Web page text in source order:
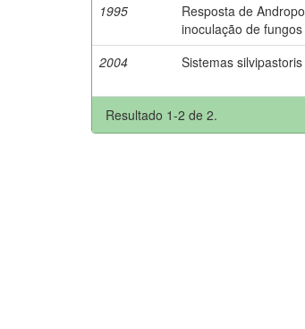
1995
Resposta de
inoculação de
2004
Sistemas
Resultado 1-2 de 2.